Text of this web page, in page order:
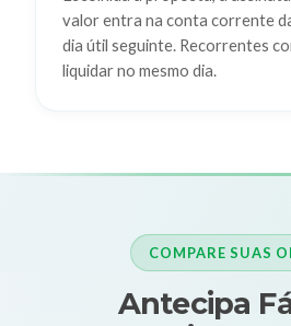
valor entra na conta corrente
dia útil seguinte. Recorrentes
liquidar no mesmo dia.
COMPARE SUAS
Antecipa